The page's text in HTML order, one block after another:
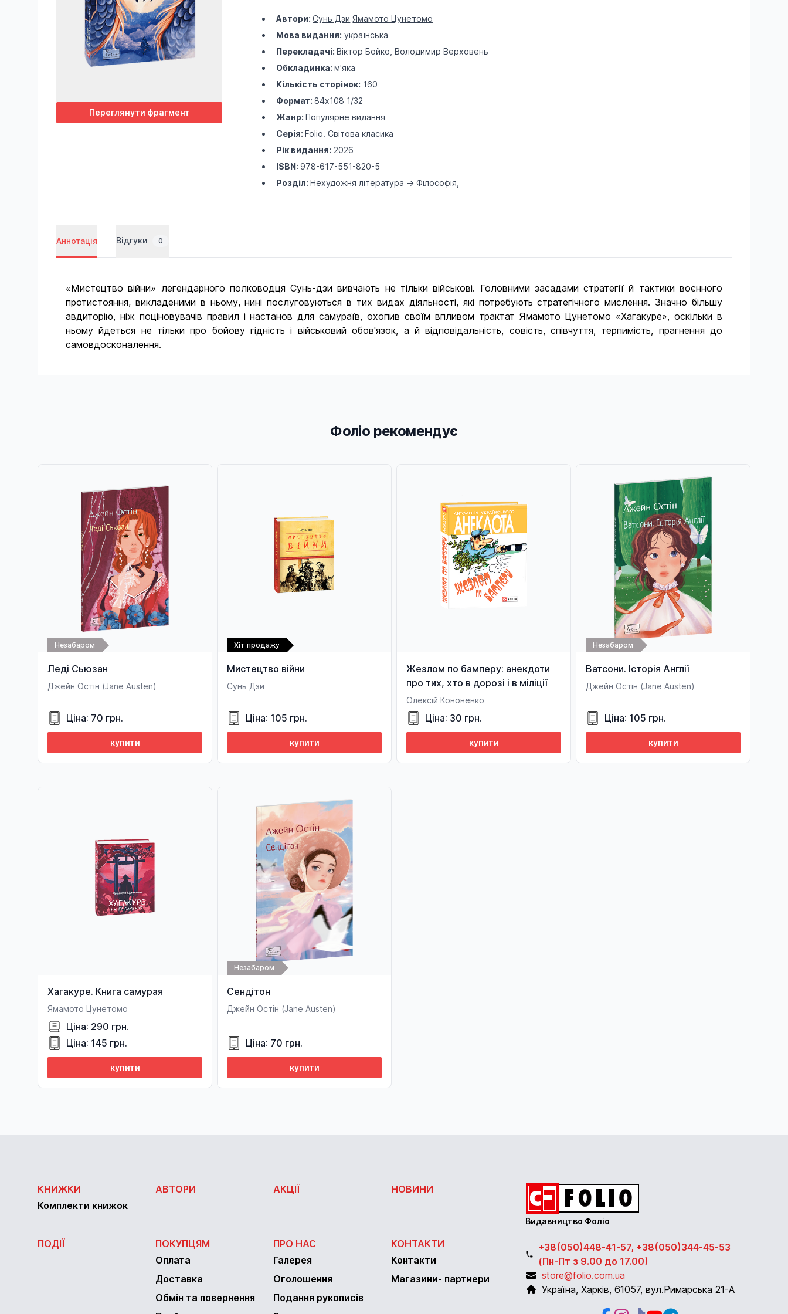
Переглянути фрагмент
Автори:Сунь Дзи Ямамото Цунетомо
Мова видання: українська
Перекладачі:Віктор Бойко, Володимир Верховень
Обкладинка:м'яка
Кількість сторінок: 160
Формат:84х108 1/32
Жанр:Популярне видання
Серія:Folio. Світова класика
Рік видання: 2026
ISBN:978-617-551-820-5
Розділ:Нехудожня література ->Філософія
Аннотація Відгуки 0
«Мистецтво війни» легендарного полководця Сунь-дзи вивчають не тільки військові. Головними засадами стратегії й тактики воєнного
протистояння, викладеними в ньому, нині послуговуються в тих видах діяльності, які потребують стратегічного мислення. Значно більшу
авдиторію, ніж поціновувачів правил і настанов для самураїв, охопив своїм впливом трактат Ямамото Цунетомо «Хагакуре», оскільки в
ньому йдеться не тільки про бойову гідність і військовий обов'язок, а й відповідальність, совість, співчуття, терпимість, прагнення до
самовдосконалення.
Фоліо рекомендує
Незабаром
Леді Сьюзан
Джейн Остін (Jane Austen)
Ціна: 70 грн.
купити
Хіт продажу
Мистецтво війни
Сунь Дзи
Ціна: 105 грн.
купити
Жезлом по бамперу: анекдоти
про тих, хто в дорозі і в міліції
Олексій Кононенко
Ціна: 30 грн.
купити
Незабаром
Ватсони. Історія Англії
Джейн Остін (Jane Austen)
Ціна: 105 грн.
купити
Хагакуре. Книга самурая
Ямамото Цунетомо
Ціна: 290 грн.
Ціна: 145 грн.
купити
Незабаром
Сендітон
Джейн Остін (Jane Austen)
Ціна: 70 грн.
купити
КНИЖКИ
Комплекти книжок
АВТОРИ АКЦІЇ НОВИНИ
ПОДІЇ
ПОКУПЦЯМ
Оплата
Доставка
Обмін та повернення
ПРО НАС
Галерея
Оголошення
Подання рукописів
КОНТАКТИ
Контакти
Магазини- партнери
Видавництво Фоліо
+38(050)448-41-57, +38(050)344-45-53
(Пн-Пт з 9.00 до 17.00)
store@folio.com.ua
Україна, Харків, 61057, вул.Римарська 21-А